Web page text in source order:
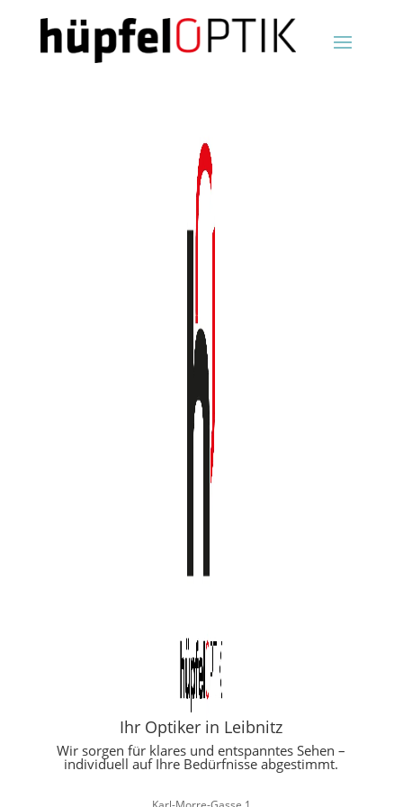
Ihr Optiker in Leibnitz
Wir sorgen für klares und entspanntes Sehen –
individuell auf Ihre Bedürfnisse abgestimmt.